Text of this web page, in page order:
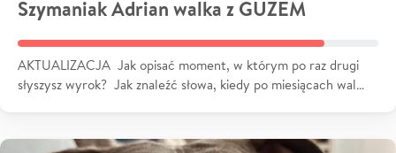
Szymaniak Adrian walka z GUZEM
AKTUALIZACJA Jak opisać moment, w którym po raz drugi
słyszysz wyrok? Jak znaleźć słowa, kiedy po miesiącach wal…